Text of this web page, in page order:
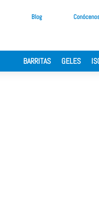
Blog
BARRITAS GELES